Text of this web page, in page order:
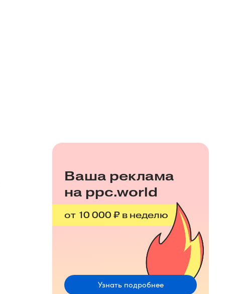
Ваша реклама
на ppc.world
от 10 000 ₽ в неделю
Узнать подробнее